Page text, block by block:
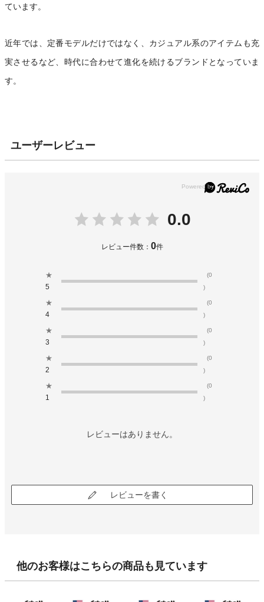
ています。
近年では、定番モデルだけではなく、カジュアル系のアイテムも充
実させるなど、時代に合わせて進化を続けるブランドとなっていま
す。
ユーザーレビュー
0.0
レビュー件数： 0件
★
5
(0
)
★
4
(0
)
★
3
(0
)
★
2
(0
)
★
1
(0
)
レビューはありません。
レビューを書く
他のお客様はこちらの商品も見ています